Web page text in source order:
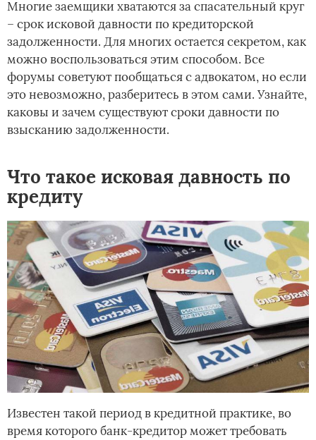
Многие заемщики хватаются за спасательный круг
– срок исковой давности по кредиторской
задолженности. Для многих остается секретом, как
можно воспользоваться этим способом. Все
форумы советуют пообщаться с адвокатом, но если
это невозможно, разберитесь в этом сами. Узнайте,
каковы и зачем существуют сроки давности по
взысканию задолженности.
Что такое исковая давность по
кредиту
Известен такой период в кредитной практике, во
время которого банк-кредитор может требовать